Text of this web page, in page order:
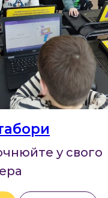
у свого